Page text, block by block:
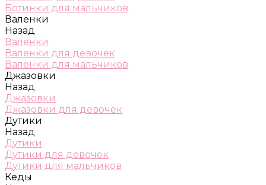
Ботинки для мальчиков
Валенки
Назад
Валенки
Валенки для девочек
Валенки для мальчиков
Джазовки
Назад
Джазовки
Джазовки для девочек
Дутики
Назад
Дутики
Дутики для девочек
Дутики для мальчиков
Кеды